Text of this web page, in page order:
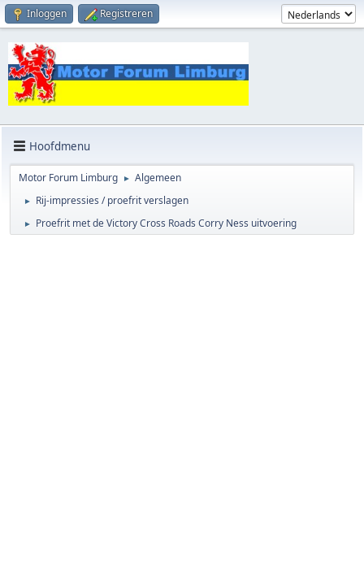
Inloggen Registreren
Hoofdmenu
Motor Forum Limburg ► Algemeen
► Rij-impressies / proefrit verslagen
► Proefrit met de Victory Cross Roads Corry Ness uitvoering